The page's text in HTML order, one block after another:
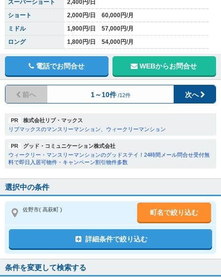
スーパーショート
2,400円/日
ショート
2,000円/日 60,000円/月
ミドル
1,900円/日 57,000円/月
ロング
1,800円/日 54,000円/月
電話でお問合せ WEBからお問合せ
前へ 次へ
1～10件 /12件
PR
株式会社リブ・マックス
リブマックスのマンスリーマンション、ウィークリーマンション
PR
グッド・コミュニケーション株式会社
ウィークリー・マンスリーマンションのグッドステイ！24時間メール問合せ受付無
料で即日入居可物件・キャンペーン割引物件多数
選択中の条件
佐野市( 高萩町 ) 町名で絞り込む
詳細条件で絞り込む
条件を変更して検索する